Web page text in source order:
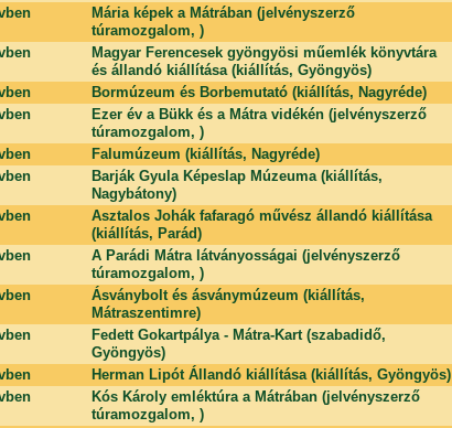
Mária képek a Mátrában (jelvényszerző
túramozgalom, )
Magyar Ferencesek gyöngyösi műemlék könyvtára
és állandó kiállítása (kiállítás, Gyöngyös)
Bormúzeum és Borbemutató (kiállítás, Nagyréde)
Ezer év a Bükk és a Mátra vidékén (jelvényszerző
túramozgalom, )
Falumúzeum (kiállítás, Nagyréde)
Barják Gyula Képeslap Múzeuma (kiállítás,
Nagybátony)
Asztalos Johák fafaragó művész állandó kiállítása
(kiállítás, Parád)
A Parádi Mátra látványosságai (jelvényszerző
túramozgalom, )
Ásványbolt és ásványmúzeum (kiállítás,
Mátraszentimre)
Fedett Gokartpálya - Mátra-Kart (szabadidő,
Gyöngyös)
Herman Lipót Állandó kiállítása (kiállítás, Gyöngyös)
Kós Károly emléktúra a Mátrában (jelvényszerző
túramozgalom, )